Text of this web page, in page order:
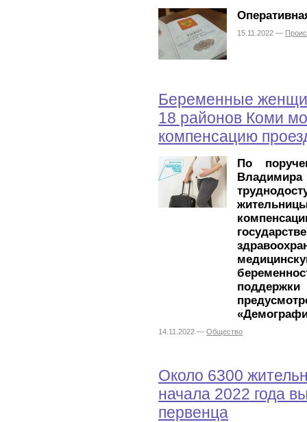
15.11.2022 —
Беременные
18 районов Коми
компенсацию
По
14.11.2022 — Общество
Около 6300
начала 2022 года
первенца